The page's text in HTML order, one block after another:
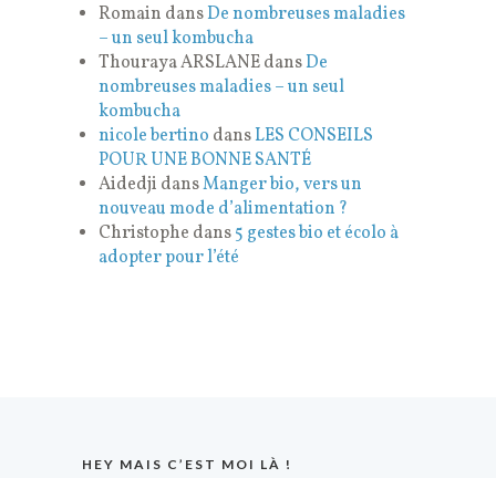
Romain dansDe nombreuses maladies
– un seul kombucha
Thouraya ARSLANEdansDe
nombreuses maladies – un seul
kombucha
nicole bertino dansLES CONSEILS
POUR UNE BONNE SANTÉ
Aidedji dansManger bio, vers un
nouveau mode d’alimentation ?
Christophe dans5 gestes bio et écolo à
adopter pour l’été
HEY MAIS C’EST MOI LÀ !